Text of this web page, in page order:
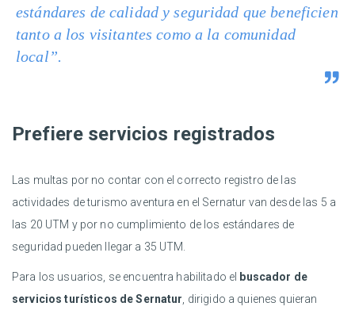
estándares de calidad y seguridad que beneficien
tanto a los visitantes como a la comunidad
local”.
Prefiere servicios registrados
Las multas por no contar con el correcto registro de las
actividades de turismo aventura en el Sernatur van desde las 5 a
las 20 UTM y por no cumplimiento de los estándares de
seguridad pueden llegar a 35 UTM.
Para los usuarios, se encuentra habilitado el buscador de
servicios turísticos de Sernatur , dirigido a quienes quieran